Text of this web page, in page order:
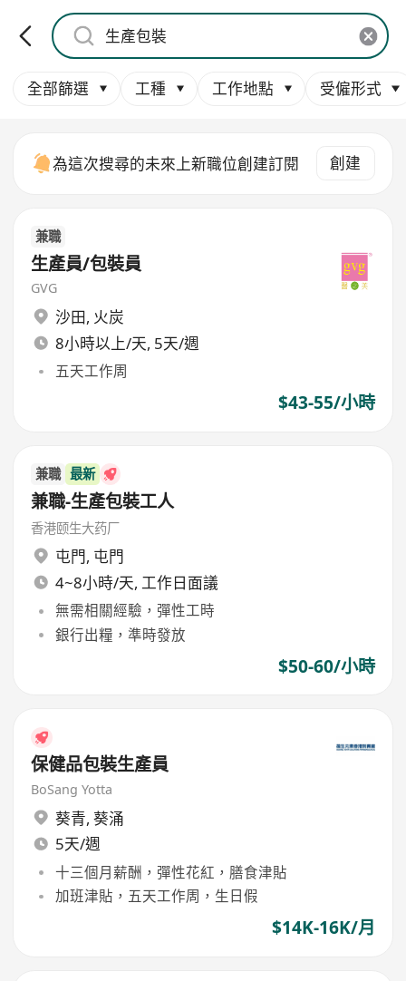
全部篩選 工種 工作地點 受僱形式
為這次搜尋的未來上新職位創建訂閱 創建
兼職
生產員/包裝員
GVG
沙田, 火炭
8小時以上/天, 5天/週
五天工作周
$43-55/小時
兼職 最新
兼職-生產包裝工人
香港颐生大药厂
屯門, 屯門
4~8小時/天, 工作日面議
無需相關經驗，彈性工時
銀行出糧，準時發放
$50-60/小時
保健品包裝生產員
BoSang Yotta
葵青, 葵涌
5天/週
十三個月薪酬，彈性花紅，膳食津貼
加班津貼，五天工作周，生日假
$14K-16K/月